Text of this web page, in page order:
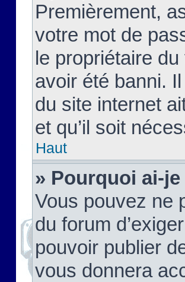
Premièrement,
votre mot de
le propriétaire
avoir été banni.
du site internet
et qu’il soit
Haut
» Pourquoi ai-
Vous pouvez ne
du forum
pouvoir publier
vous donnera